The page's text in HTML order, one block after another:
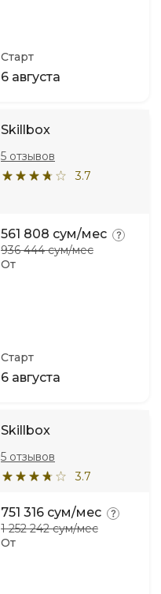
Старт
6 августа
Skillbox
3.7
5 отзывов
От
561 808 сум/мес
936 444 сум/мес
Старт
6 августа
Skillbox
3.7
5 отзывов
От
751 316 сум/мес
1 252 242 сум/мес